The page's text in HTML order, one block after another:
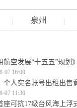
泉州
航空发展“十五五”规划
07 16:00
个人实名账号出租出售
07 11:30
座可抗17级台风海上浮